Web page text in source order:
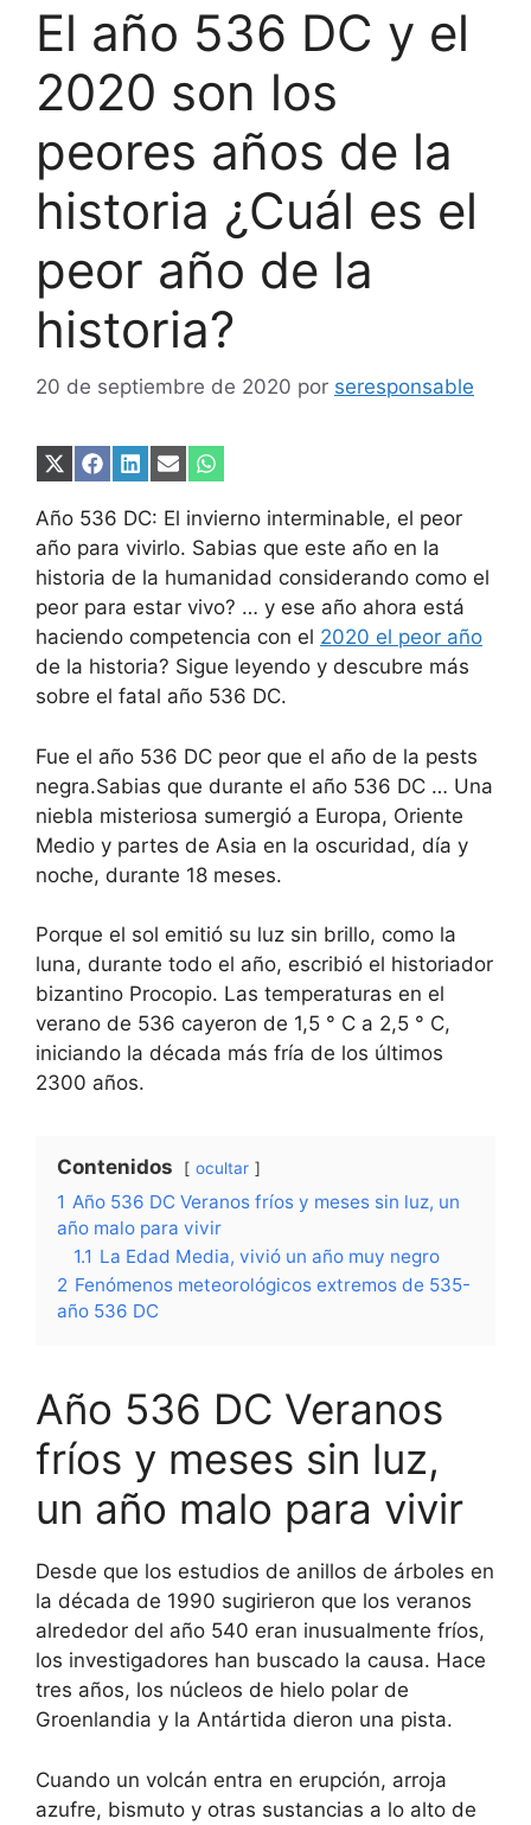
El año 536 DC y el
2020 son los
peores años de la
historia ¿Cuál es el
peor año de la
historia?
20 de septiembre de 2020 por seresponsable
Compartir
X
(Twitter)
Compartir
Facebook
Compartir
LinkedIn
Compartir
Email
Compartir
WhatsApp
Año 536 DC: El invierno interminable, el peor
año para vivirlo. Sabias que este año en la
historia de la humanidad considerando como el
peor para estar vivo? … y ese año ahora está
haciendo competencia con el 2020 el peor año
de la historia? Sigue leyendo y descubre más
sobre el fatal año 536 DC.
Fue el año 536 DC peor que el año de la pests
negra.Sabias que durante el año 536 DC … Una
niebla misteriosa sumergió a Europa, Oriente
Medio y partes de Asia en la oscuridad, día y
noche, durante 18 meses.
Porque el sol emitió su luz sin brillo, como la
luna, durante todo el año, escribió el historiador
bizantino Procopio. Las temperaturas en el
verano de 536 cayeron de 1,5 ° C a 2,5 ° C,
iniciando la década más fría de los últimos
2300 años.
Contenidos ocultar
1 Año 536 DC Veranos fríos y meses sin luz, un
año malo para vivir
1.1 La Edad Media, vivió un año muy negro
2 Fenómenos meteorológicos extremos de 535-
año 536 DC
Año 536 DC Veranos
fríos y meses sin luz,
un año malo para vivir
Desde que los estudios de anillos de árboles en
la década de 1990 sugirieron que los veranos
alrededor del año 540 eran inusualmente fríos,
los investigadores han buscado la causa. Hace
tres años, los núcleos de hielo polar de
Groenlandia y la Antártida dieron una pista.
Cuando un volcán entra en erupción, arroja
azufre, bismuto y otras sustancias a lo alto de